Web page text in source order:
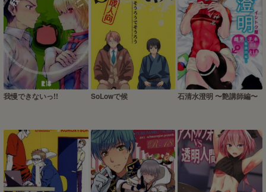
我慢できないっ!! SoLowで候 石清水澄明 〜艶講師編〜